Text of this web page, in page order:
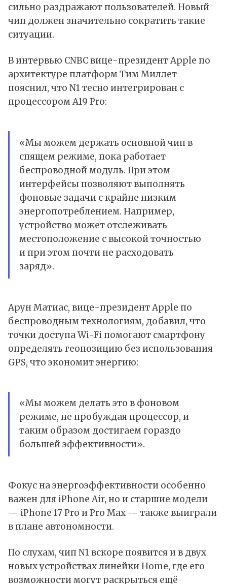
сильно раздражают пользователей. Новый
чип должен значительно сократить такие
ситуации.
Винтервью CNBC вице-президент Apple по
архитектуре платформ Тим Миллет
пояснил, что N1 тесно интегрирован с
процессором A19 Pro:
«Мы можем держать основной чип в
спящем режиме, пока работает
беспроводной модуль. При этом
интерфейсы позволяют выполнять
фоновые задачи с крайне низким
энергопотреблением. Например,
устройство может отслеживать
местоположение с высокой точностью
и при этом почти не расходовать
заряд».
Арун Матиас, вице-президент Apple по
беспроводным технологиям, добавил, что
точки доступа Wi-Fi помогают смартфону
определять геопозицию без использования
GPS, что экономит энергию:
«Мы можем делать это в фоновом
режиме, не пробуждая процессор, и
таким образом достигаем гораздо
большей эффективности».
Фокус на энергоэффективности особенно
важен для iPhone Air, но и старшие модели
— iPhone 17 Pro и Pro Max — также выиграли
в плане автономности.
По слухам, чип N1 вскоре появится и в двух
новых устройствах линейки Home, где его
возможности могут раскрыться ещё